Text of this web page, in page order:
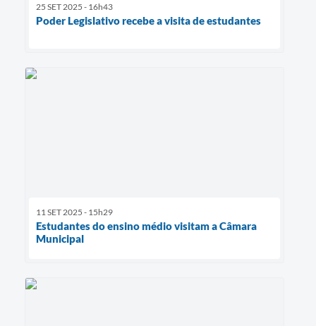
25 SET 2025 - 16h43
Poder Legislativo recebe a visita de estudantes
11 SET 2025 - 15h29
Estudantes do ensino médio visitam a Câmara
Municipal